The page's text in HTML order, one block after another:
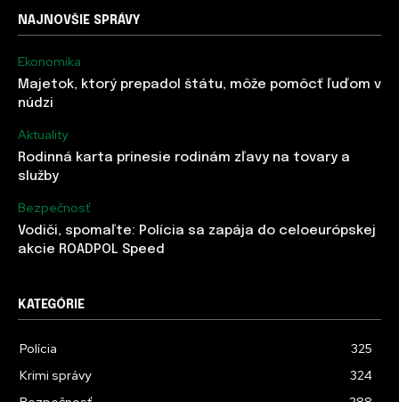
NAJNOVŠIE SPRÁVY
Ekonomika
Majetok, ktorý prepadol štátu, môže pomôcť ľuďom v
núdzi
Aktuality
Rodinná karta prinesie rodinám zľavy na tovary a
služby
Bezpečnosť
Vodiči, spomaľte: Polícia sa zapája do celoeurópskej
akcie ROADPOL Speed
KATEGÓRIE
Polícia
325
Krimi správy
324